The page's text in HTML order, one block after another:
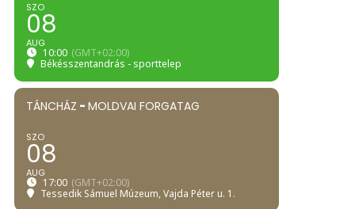
SZO
08
AUG
10:00 (GMT+02:00)
Békésszentandrás - sporttelep
TÁNCHÁZ - MOLDVAI FORGATAG
SZO
08
AUG
17:00 (GMT+02:00)
Tessedik Sámuel Múzeum, Vajda Péter u. 1.